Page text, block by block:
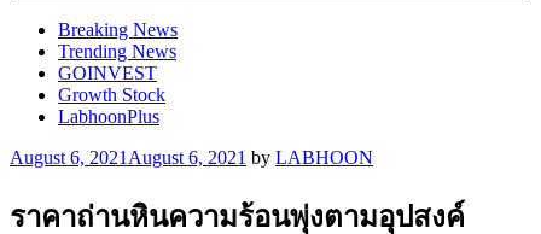
Breaking News
Trending News
GOINVEST
Growth Stock
LabhoonPlus
Posted
August 6, 2021 August 6, 2021 by LABHOON
ราคาถ่านหินความร้อนพุ่งตามอุปสงค์